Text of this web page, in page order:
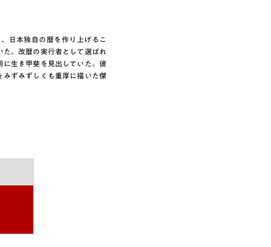
日本独自の暦を作り上げるこ
。改暦の実行者として選ばれ
に生き甲斐を見出していた。彼
ずみずしくも重厚に描いた傑